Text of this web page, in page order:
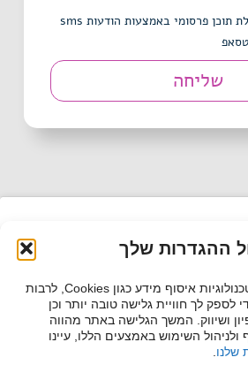
ההגדרות שלך
באתר זה נעשה שימוש בטכנולוגיות איסוף מידע כגון Cookies, לרבות
לספק לך חוויית גלישה טובה יותר וכן
ושיווק. המשך הגלישה באתר מהווה
השימוש באמצעים הללו, עיינו
שלנו
אני מאשר/ת קבלת תוכן פרסומי באמצעות הודעות sms
שליחה
Click to accept marketing
enable this